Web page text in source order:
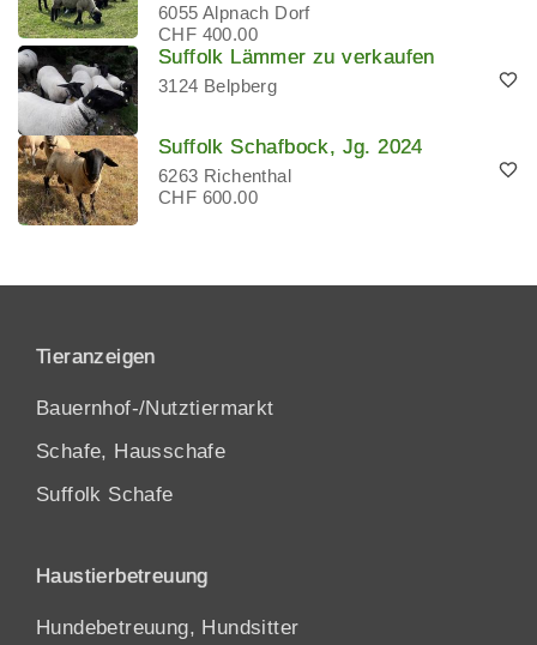
6055 Alpnach Dorf
CHF 400.00
Suffolk Lämmer zu verkaufen
3124 Belpberg
Suffolk Schafbock, Jg. 2024
6263 Richenthal
CHF 600.00
Tieranzeigen
Bauernhof-/Nutztiermarkt
Schafe, Hausschafe
Suffolk Schafe
Haustierbetreuung
Hundebetreuung, Hundsitter